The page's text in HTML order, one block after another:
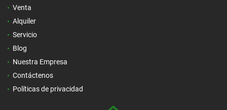
Venta
Alquiler
Servicio
Blog
Nuestra Empresa
Contáctenos
Políticas de privacidad